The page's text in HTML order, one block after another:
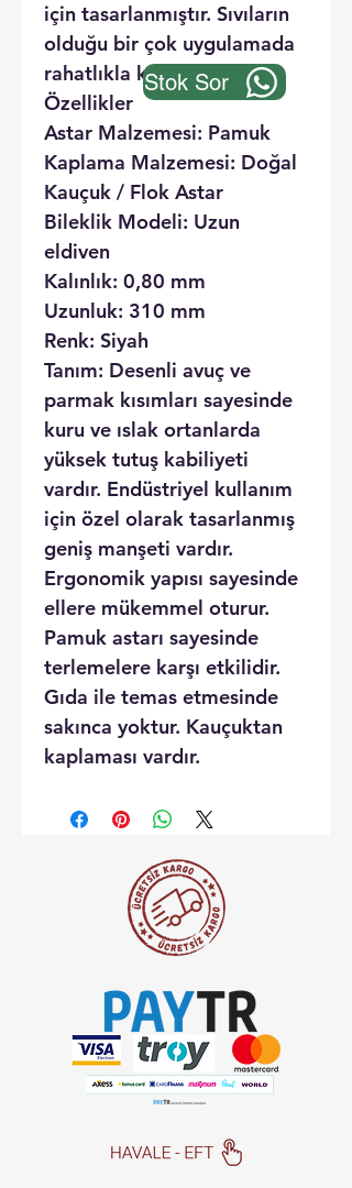
için tasarlanmıştır. Sıvıların
olduğu bir çok uygulamada
rahatlıkla kullanılabilir.
Özellikler
Astar Malzemesi: Pamuk
Kaplama Malzemesi: Doğal
Kauçuk / Flok Astar
Bileklik Modeli: Uzun
eldiven
Kalınlık: 0,80 mm
Uzunluk: 310 mm
Renk: Siyah
Tanım: Desenli avuç ve
parmak kısımları sayesinde
kuru ve ıslak ortanlarda
yüksek tutuş kabiliyeti
vardır. Endüstriyel kullanım
için özel olarak tasarlanmış
geniş manşeti vardır.
Ergonomik yapısı sayesinde
ellere mükemmel oturur.
Pamuk astarı sayesinde
terlemelere karşı etkilidir.
Gıda ile temas etmesinde
sakınca yoktur. Kauçuktan
kaplaması vardır.
Stok Sor